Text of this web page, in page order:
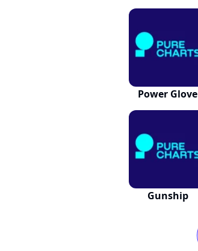
Power Glove
Gunship